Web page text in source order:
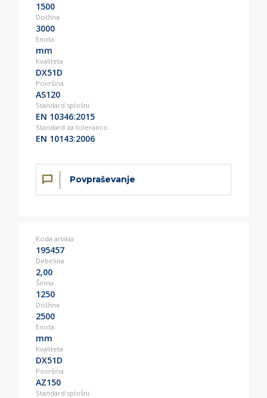
1500
Dolžina
3000
Enota
mm
Kvaliteta
DX51D
Površina
AS120
Standard splošni
EN 10346:2015
Standard za toleranco
EN 10143:2006
Povpraševanje
Koda artikla
195457
Debelina
2,00
Širina
1250
Dolžina
2500
Enota
mm
Kvaliteta
DX51D
Površina
AZ150
Standard splošni